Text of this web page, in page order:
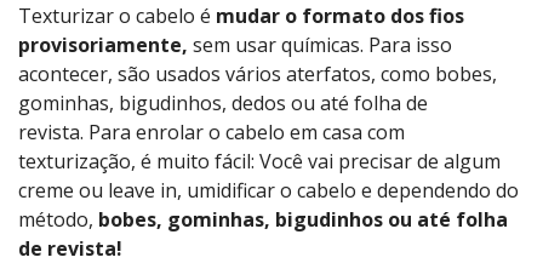
Texturizar o cabelo é mudar o formato dos fios
provisoriamente, sem usar químicas. Para isso
acontecer, são usados vários aterfatos, como bobes,
gominhas, bigudinhos, dedos ou até folha de
revista. Para enrolar o cabelo em casa com
texturização, é muito fácil: Você vai precisar de algum
creme ou leave in, umidificar o cabelo e dependendo do
método, bobes, gominhas, bigudinhos ou até folha
de revista!